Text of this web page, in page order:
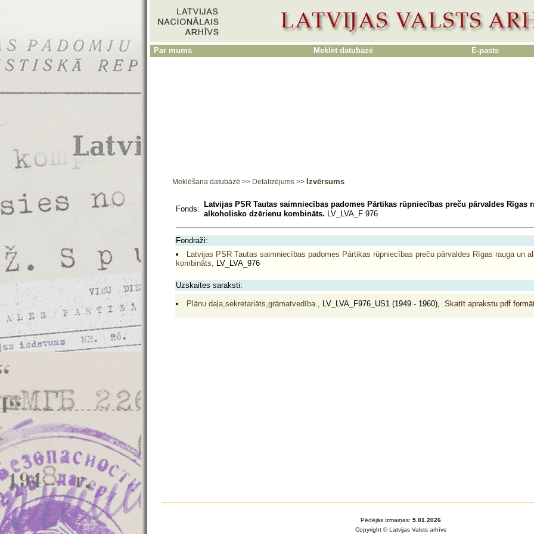
Par mums Meklēt datubāzē E-pasts
Meklēšana datubāzē >> Detalizējums >> Izvērsums
Fonds:
Latvijas PSR Tautas saimniecības padomes Pārtikas rūpniecības preču pārvaldes Rīgas
alkoholisko dzērienu kombināts. LV_LVA_F 976
Fondraži:
Latvijas PSR Tautas saimniecības padomes Pārtikas rūpniecības preču pārvaldes Rīgas rauga un
kombināts, LV_LVA_976
Uzskaites saraksti:
Plānu daļa,sekretariāts,grāmatvedība., LV_LVA_F976_US1 (1949 - 1960), Skatīt aprakstu pdf
Pēdējās izmaiņas: 5.01.2026
Copyright © Latvijas Valsts arhīvs